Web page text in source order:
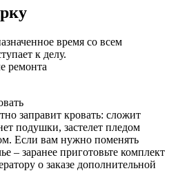
время со всем
к делу.
ремонта
заправит кровать: сложит
подушки, застелет пледом
Если вам нужно поменять
– заранее приготовьте комплект
о заказе дополнительной